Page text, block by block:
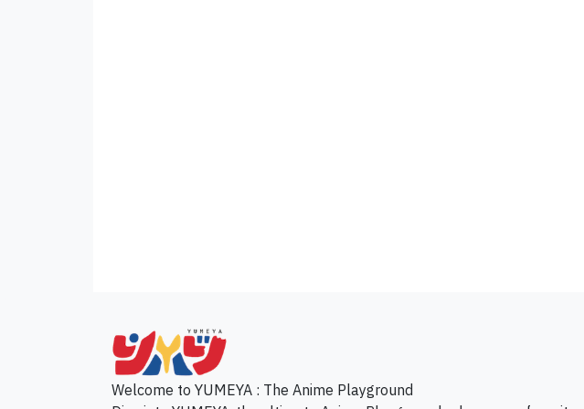
Welcome to YUMEYA : The Anime Playground